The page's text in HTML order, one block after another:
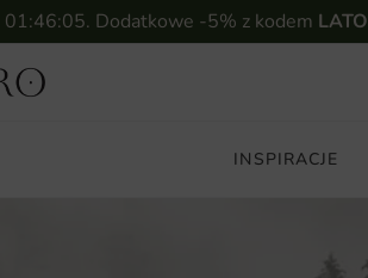
01:46:04. Dodatkowe -5% z kodem LATO
INSPIRACJE